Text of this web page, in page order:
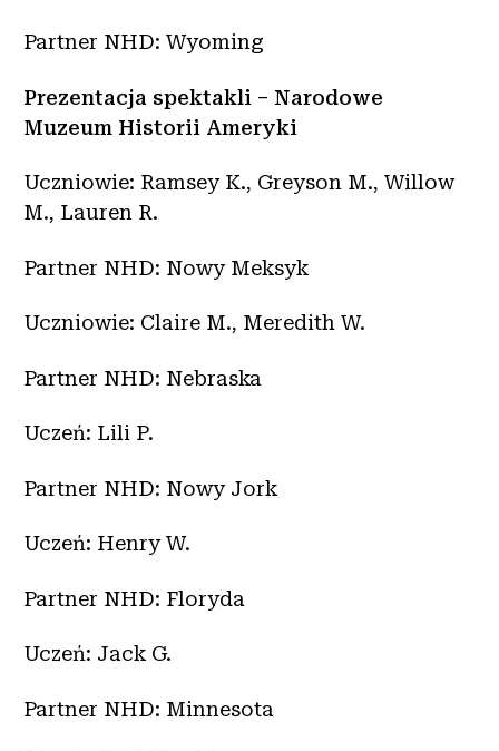
Partner NHD: Wyoming
Prezentacja spektakli – Narodowe
Muzeum Historii Ameryki
Uczniowie: Ramsey K., Greyson M., Willow
M., Lauren R.
Partner NHD: Nowy Meksyk
Uczniowie: Claire M., Meredith W.
Partner NHD: Nebraska
Uczeń: Lili P.
Partner NHD: Nowy Jork
Uczeń: Henry W.
Partner NHD: Floryda
Uczeń: Jack G.
Partner NHD: Minnesota